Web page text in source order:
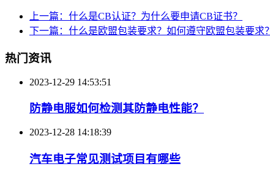
上一篇：什么是CB认证？为什么要申请CB证书？
下一篇：什么是欧盟包装要求？如何遵守欧盟包装要求？
热门资讯
2023-12-29 14:53:51
防静电服如何检测其防静电性能？
2023-12-28 14:18:39
汽车电子常见测试项目有哪些